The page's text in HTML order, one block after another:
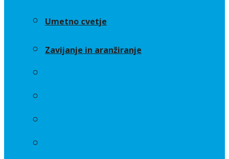
Umetno cvetje
Zavijanje in aranžiranje